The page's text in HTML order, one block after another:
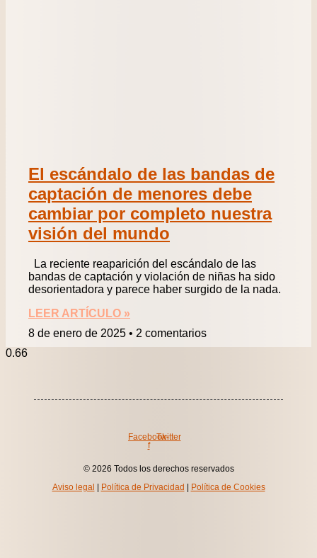
El escándalo de las bandas de
captación de menores debe
cambiar por completo nuestra
visión del mundo
La reciente reaparición del escándalo de las
bandas de captación y violación de niñas ha sido
desorientadora y parece haber surgido de la nada.
LEER ARTÍCULO »
8 de enero de 2025
2 comentarios
Facebook-
f
Twitter
© 2026 Todos los derechos reservados
Aviso legal | Política de Privacidad | Política de Cookies